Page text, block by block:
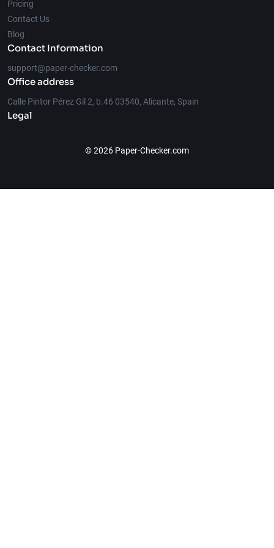
Pricing
Contact Us
Blog
Contact Information
support@paper-checker.com
Office address
Calle Pintor Pérez Gil 2, b.46 03540, Alicante, Spain
Legal
© 2026 Paper-Checker.com